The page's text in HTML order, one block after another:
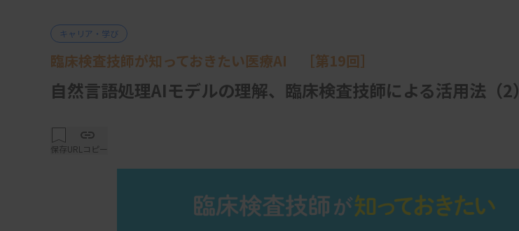
キャリア・学び
臨床検査技師が知っておきたい医療AI ［第19回］
自然言語処理AIモデルの理解、臨床検査技師による活用法（2）
保存URLコピー